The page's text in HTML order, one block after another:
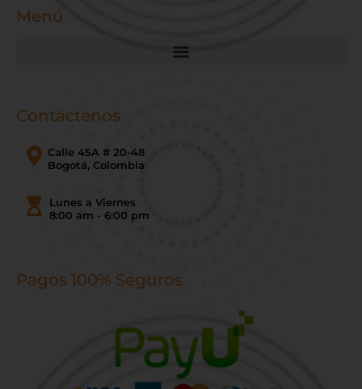
Menú
Contáctenos
Calle 45A # 20-48
Bogotá, Colombia
Lunes a Viernes
8:00 am - 6:00 pm
Pagos 100% Seguros